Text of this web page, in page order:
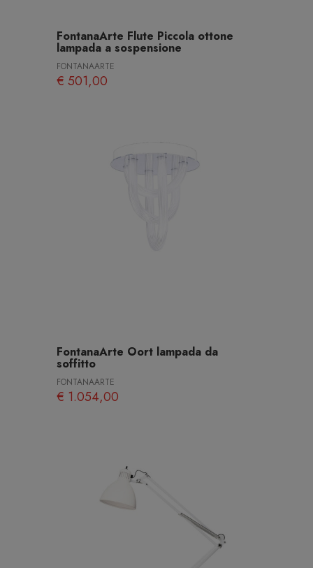
FontanaArte Flute Piccola ottone
lampada a sospensione
FONTANAARTE
€ 501,00
FontanaArte Oort lampada da
soffitto
FONTANAARTE
€ 1.054,00